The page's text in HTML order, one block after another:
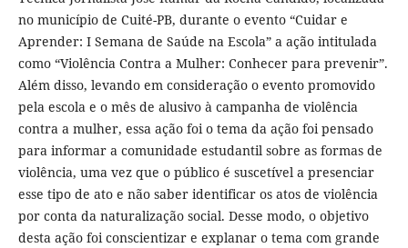
no município de Cuité-PB, durante o evento “Cuidar e
Aprender: I Semana de Saúde na Escola” a ação intitulada
como “Violência Contra a Mulher: Conhecer para prevenir”.
Além disso, levando em consideração o evento promovido
pela escola e o mês de alusivo à campanha de violência
contra a mulher, essa ação foi o tema da ação foi pensado
para informar a comunidade estudantil sobre as formas de
violência, uma vez que o público é suscetível a presenciar
esse tipo de ato e não saber identificar os atos de violência
por conta da naturalização social. Desse modo, o objetivo
desta ação foi conscientizar e explanar o tema com grande